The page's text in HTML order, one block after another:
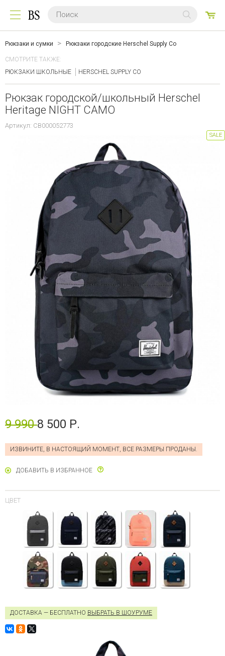
Рюкзаки и сумки Рюкзаки городские Herschel Supply Co
СМОТРИТЕ ТАКЖЕ:
РЮКЗАКИ ШКОЛЬНЫЕ
HERSCHEL SUPPLY CO
Рюкзак городской/школьный Herschel
Heritage NIGHT CAMO
Артикул: CB000052773
SALE
9 9908 500 Р.
ИЗВИНИТЕ, В НАСТОЯЩИЙ МОМЕНТ, ВСЕ РАЗМЕРЫ ПРОДАНЫ.
ДОБАВИТЬ В ИЗБРАННОЕ
ЦВЕТ
ДОСТАВКА — БЕСПЛАТНО ВЫБРАТЬ В ШОУРУМЕ